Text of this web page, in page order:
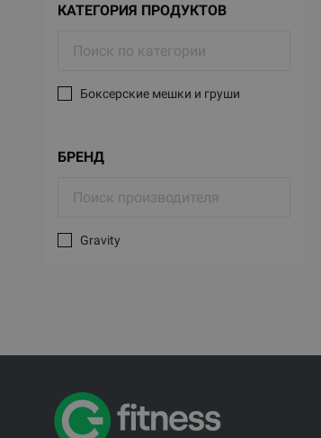
КАТЕГОРИЯ ПРОДУКТОВ
Боксерские мешки и груши
БРЕНД
Gravity